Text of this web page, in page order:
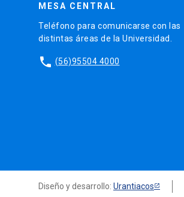
MESA CENTRAL
Teléfono para comunicarse con las
distintas áreas de la Universidad.
phone (56)95504 4000
Diseño y desarrollo: Urantiacos